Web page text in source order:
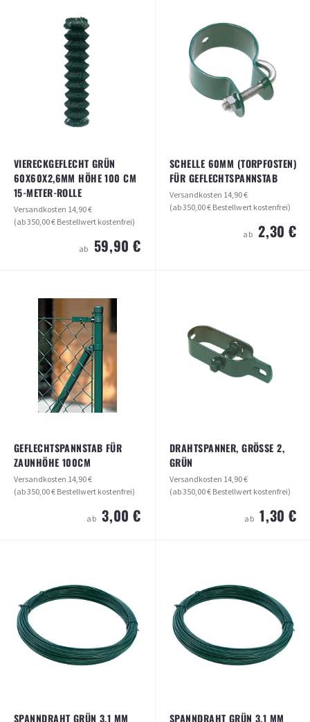
Versandkosten14,90 €
(ab 350,00 € Bestellwert kostenfrei)
11,90 €
ARTIKEL ANSEHEN
METER-ROLLE
Versandkosten
(ab 350,00 € Bestellwert kostenfrei)
ab 103,90 €
ARTIKEL ANSEHEN
VIERECKGEFLECHT GRÜN
60X60X2,6MM HÖHE 100 CM
15-METER-ROLLE
Versandkosten 14,90 €
(ab 350,00 € Bestellwert kostenfrei)
ab 59,90 €
Versandkosten14,90 €
(ab 350,00 € Bestellwert kostenfrei)
ab 59,90 €
ARTIKEL ANSEHEN
SCHELLE 60MM (TORPFOSTEN)
FÜR GEFLECHTSPANNSTAB
Versandkosten 14,90 €
(ab 350,00 € Bestellwert kostenfrei)
ab 2,30 €
ab
GEFLECHTSPANNSTAB FÜR
ZAUNHÖHE 100CM
Versandkosten 14,90 €
(ab 350,00 € Bestellwert kostenfrei)
ab 3,00 €
(ab 350,00 € Bestellwert kostenfrei)
3,00 €
ARTIKEL ANSEHEN
DRAHTSPANNER, GRÖSSE 2, G
RÜN
Versandkosten 14,90 €
(ab 350,00 € Bestellwert kostenfrei)
ab 1,30 €
ab 1,30 €
ARTIKEL ANSEHEN
SPANNDRAHT GRÜN 3,1 MM SPANNDRAHT GRÜN 3,1 MM